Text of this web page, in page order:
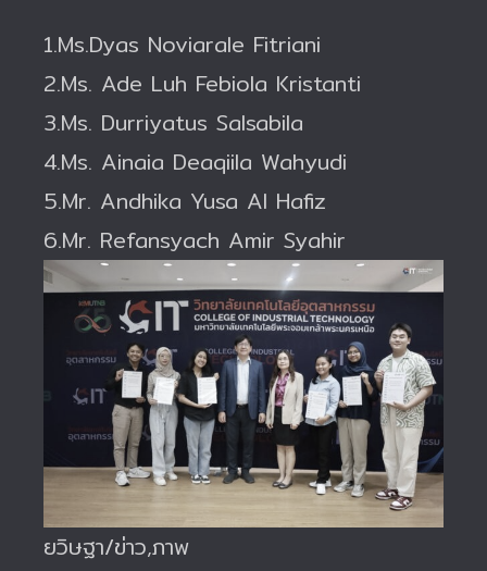
1.Ms.Dyas Noviarale Fitriani
2.Ms. Ade Luh Febiola Kristanti
3.Ms. Durriyatus Salsabila
4.Ms. Ainaia Deaqiila Wahyudi
5.Mr. Andhika Yusa Al Hafiz
6.Mr. Refansyach Amir Syahir
ยวิษฐา/ข่าว,ภาพ